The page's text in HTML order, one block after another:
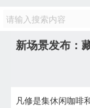
新场景发布：
凡修是集休闲咖啡